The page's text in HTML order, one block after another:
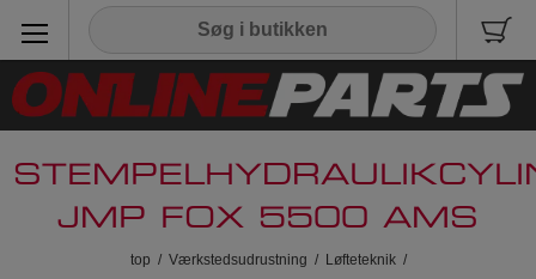
JMP FOX 5500 AMS
top / Værkstedsudrustning / Løfteteknik /